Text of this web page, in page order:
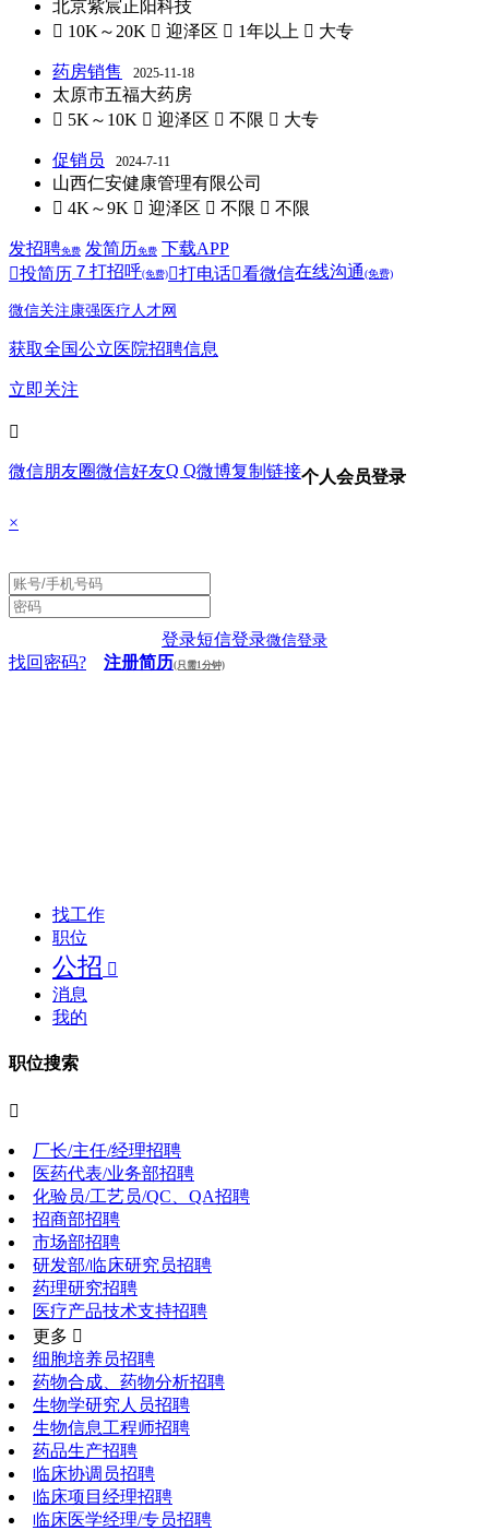
北京紫宸正阳科技
 10K～20K  迎泽区  1年以上  大专
药房销售 2025-11-18
太原市五福大药房
 5K～10K  迎泽区  不限  大专
促销员 2024-7-11
山西仁安健康管理有限公司
 4K～9K  迎泽区  不限  不限
发招聘免费 发简历免费 下载APP
投简历 ７ 打招呼(免费) 打电话看微信在线沟通(免费)
微信关注康强医疗人才网
获取全国公立医院招聘信息
立即关注

微信朋友圈微信好友Q Q微博复制链接个人会员登录
×
登录短信登录微信登录
找回密码? 注册简历(只需1分钟)
找工作
职位
公招 
消息
我的
职位搜索

厂长/主任/经理招聘
医药代表/业务部招聘
化验员/工艺员/QC、QA招聘
招商部招聘
市场部招聘
研发部/临床研究员招聘
药理研究招聘
医疗产品技术支持招聘
更多 
细胞培养员招聘
药物合成、药物分析招聘
生物学研究人员招聘
生物信息工程师招聘
药品生产招聘
临床协调员招聘
临床项目经理招聘
临床医学经理/专员招聘